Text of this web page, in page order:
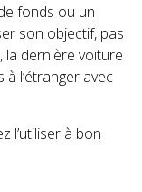
fonds ou un
son objectif, pas
la dernière voiture
l’étranger avec
l’utiliser à bon